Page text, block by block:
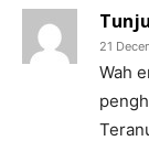
21
Wah